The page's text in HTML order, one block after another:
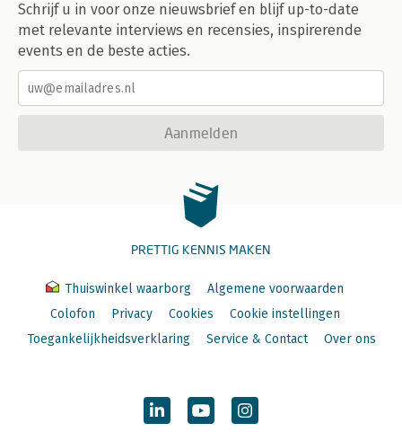
Schrijf u in voor onze nieuwsbrief en blijf up-to-date
met relevante interviews en recensies, inspirerende
events en de beste acties.
Aanmelden
PRETTIG KENNIS MAKEN
Thuiswinkel waarborg
Algemene voorwaarden
Colofon
Privacy Cookies
Cookie instellingen
Toegankelijkheidsverklaring
Service & Contact Over ons